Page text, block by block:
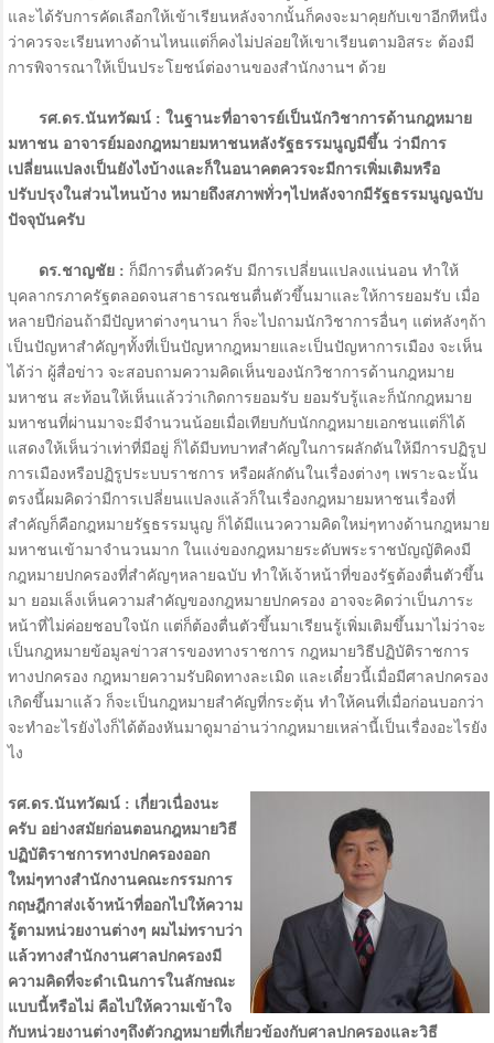
และได้รับการคัดเลือกให้เข้าเรียนหลังจากนั้นก็คงจะมาคุยกับเขาอีกทีหนึ่ง
ว่าควรจะเรียนทางด้านไหนแต่ก็คงไม่ปล่อยให้เขาเรียนตามอิสระ ต้องมี
การพิจารณาให้เป็นประโยชน์ต่องานของสำนักงานฯ ด้วย
รศ.ดร.นันทวัฒน์ : ในฐานะที่อาจารย์เป็นนักวิชาการด้านกฎหมาย
มหาชน อาจารย์มองกฎหมายมหาชนหลังรัฐธรรมนูญมีขึ้น ว่ามีการ
เปลี่ยนแปลงเป็นยังไงบ้างและก็ในอนาคตควรจะมีการเพิ่มเติมหรือ
ปรับปรุงในส่วนไหนบ้าง หมายถึงสภาพทั่วๆไปหลังจากมีรัฐธรรมนูญฉบับ
ปัจจุบันครับ
ดร.ชาญชัย : ก็มีการตื่นตัวครับ มีการเปลี่ยนแปลงแน่นอน ทำให้
บุคลากรภาครัฐตลอดจนสาธารณชนตื่นตัวขึ้นมาและให้การยอมรับ เมื่อ
หลายปีก่อนถ้ามีปัญหาต่างๆนานา ก็จะไปถามนักวิชาการอื่นๆ แต่หลังๆถ้า
เป็นปัญหาสำคัญๆทั้งที่เป็นปัญหากฎหมายและเป็นปัญหาการเมือง จะเห็น
ได้ว่า ผู้สื่อข่าว จะสอบถามความคิดเห็นของนักวิชาการด้านกฎหมาย
มหาชน สะท้อนให้เห็นแล้วว่าเกิดการยอมรับ ยอมรับรู้และก็นักกฎหมาย
มหาชนที่ผ่านมาจะมีจำนวนน้อยเมื่อเทียบกับนักกฎหมายเอกชนแต่ก็ได้
แสดงให้เห็นว่าเท่าที่มีอยู่ ก็ได้มีบทบาทสำคัญในการผลักดันให้มีการปฏิรูป
การเมืองหรือปฏิรูประบบราชการ หรือผลักดันในเรื่องต่างๆ เพราะฉะนั้น
ตรงนี้ผมคิดว่ามีการเปลี่ยนแปลงแล้วก็ในเรื่องกฎหมายมหาชนเรื่องที่
สำคัญก็คือกฎหมายรัฐธรรมนูญ ก็ได้มีแนวความคิดใหม่ๆทางด้านกฎหมาย
มหาชนเข้ามาจำนวนมาก ในแง่ของกฎหมายระดับพระราชบัญญัติคงมี
กฎหมายปกครองที่สำคัญๆหลายฉบับ ทำให้เจ้าหน้าที่ของรัฐต้องตื่นตัวขึ้น
มา ยอมเล็งเห็นความสำคัญของกฎหมายปกครอง อาจจะคิดว่าเป็นภาระ
หน้าที่ไม่ค่อยชอบใจนัก แต่ก็ต้องตื่นตัวขึ้นมาเรียนรู้เพิ่มเติมขึ้นมาไม่ว่าจะ
เป็นกฎหมายข้อมูลข่าวสารของทางราชการ กฎหมายวิธีปฏิบัติราชการ
ทางปกครอง กฎหมายความรับผิดทางละเมิด และเดี๋ยวนี้เมื่อมีศาลปกครอง
เกิดขึ้นมาแล้ว ก็จะเป็นกฎหมายสำคัญที่กระตุ้น ทำให้คนที่เมื่อก่อนบอกว่า
จะทำอะไรยังไงก็ได้ต้องหันมาดูมาอ่านว่ากฎหมายเหล่านี้เป็นเรื่องอะไรยัง
ไง
รศ.ดร.นันทวัฒน์ : เกี่ยวเนื่องนะ
ครับ อย่างสมัยก่อนตอนกฎหมายวิธี
ปฏิบัติราชการทางปกครองออก
ใหม่ๆทางสำนักงานคณะกรรมการ
กฤษฎีกาส่งเจ้าหน้าที่ออกไปให้ความ
รู้ตามหน่วยงานต่างๆ ผมไม่ทราบว่า
แล้วทางสำนักงานศาลปกครองมี
ความคิดที่จะดำเนินการในลักษณะ
แบบนี้หรือไม่ คือไปให้ความเข้าใจ
กับหน่วยงานต่างๆถึงตัวกฎหมายที่เกี่ยวข้องกับศาลปกครองและวิธี